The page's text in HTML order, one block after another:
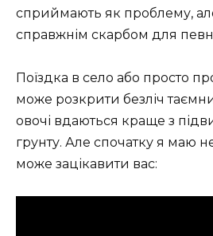
сприймають як проблему,
справжнім скарбом для
Поїздка в село або просто
може розкрити безліч
овочі вдаються краще з
грунту. Але спочатку я маю
може зацікавити вас: